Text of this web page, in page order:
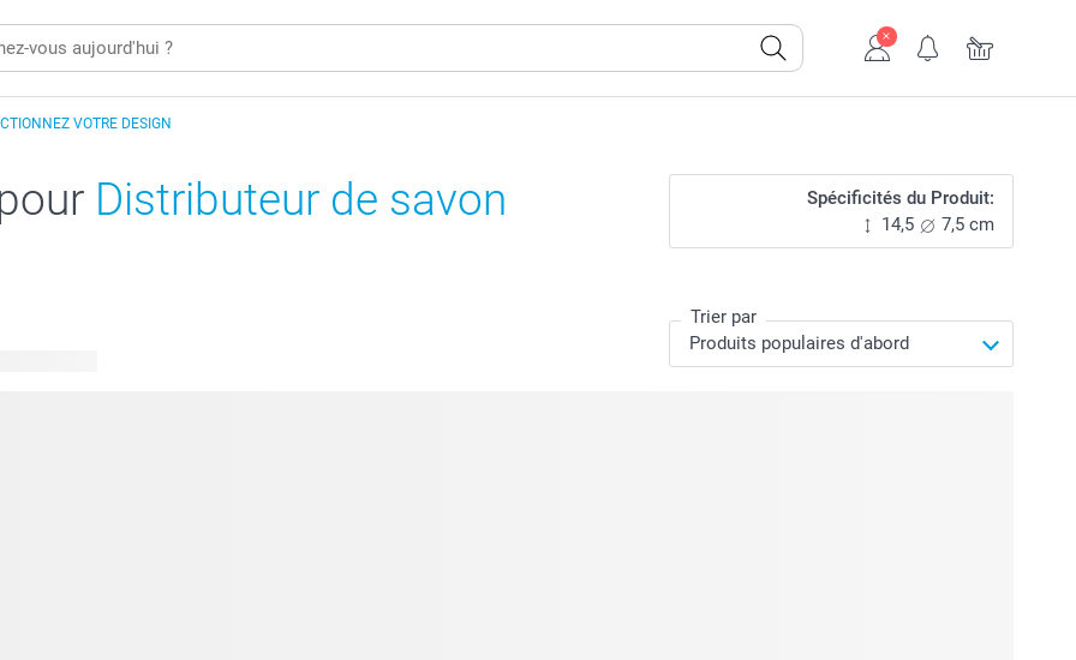
VOTRE DESIGN
Distributeur de savon
Spécificités du Produit:
14,5
7,5 cm
Trier par